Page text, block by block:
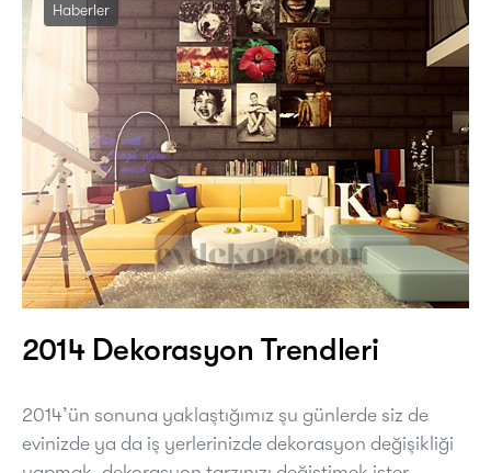
Haberler
2014 Dekorasyon Trendleri
2014’ün sonuna yaklaştığımız şu günlerde siz de
evinizde ya da iş yerlerinizde dekorasyon değişikliği